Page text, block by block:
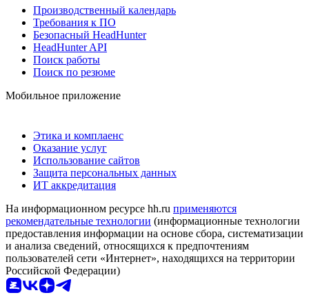
Производственный календарь
Требования к ПО
Безопасный HeadHunter
HeadHunter API
Поиск работы
Поиск по резюме
Мобильное приложение
Этика и комплаенс
Оказание услуг
Использование сайтов
Защита персональных данных
ИТ аккредитация
На информационном ресурсе hh.ru применяются
рекомендательные технологии (информационные технологии
предоставления информации на основе сбора, систематизации
и анализа сведений, относящихся к предпочтениям
пользователей сети «Интернет», находящихся на территории
Российской Федерации)